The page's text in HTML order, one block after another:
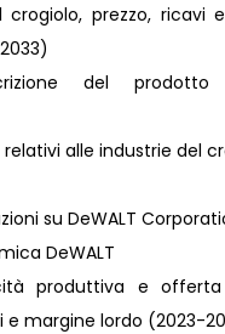
crogiolo, prezzo, ricavi
del prodotto
relativi alle industrie del
su DeWALT
DeWALT
produttiva e offerta
e margine lordo (2023-